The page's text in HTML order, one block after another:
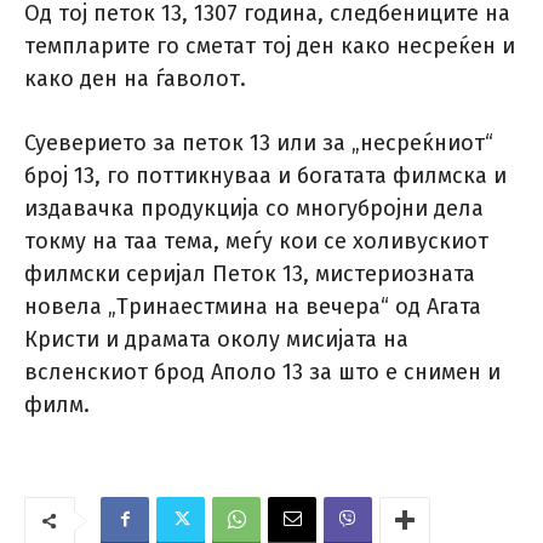
Од тој петок 13, 1307 година, следбениците на
темпларите го сметат тој ден како несреќен и
како ден на ѓаволот.
Суеверието за петок 13 или за „несреќниот“
број 13, го поттикнуваа и богатата филмска и
издавачка продукција со многубројни дела
токму на таа тема, меѓу кои се холивускиот
филмски серијал Петок 13, мистериозната
новела „Тринаестмина на вечера“ од Агата
Кристи и драмата околу мисијата на
всленскиот брод Аполо 13 за што е снимен и
филм.